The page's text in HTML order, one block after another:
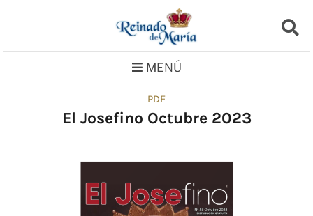
MENÚ
PDF
El Josefino Octubre 2023